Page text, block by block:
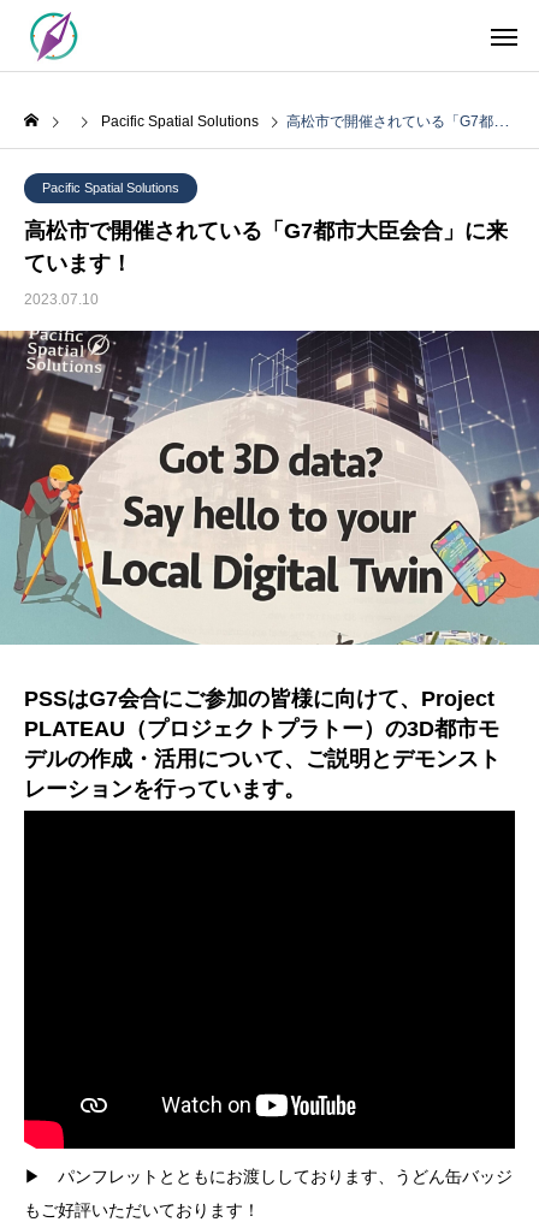
Pacific Spatial Solutions 高松市で開催されている「G7都市大臣会合」に来ています！
Pacific Spatial Solutions
高松市で開催されている「G7都市大臣会合」に来
ています！
2023.07.10
PSSはG7会合にご参加の皆様に向けて、Project
PLATEAU（プロジェクトプラトー）の3D都市モ
デルの作成・活用について、ご説明とデモンスト
レーションを行っています。
▶︎ パンフレットとともにお渡ししております、うどん缶バッジ
もご好評いただいております！